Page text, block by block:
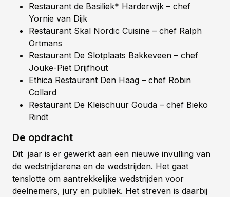
Restaurant de Basiliek* Harderwijk – chef
Yornie van Dijk
Restaurant Skal Nordic Cuisine – chef Ralph
Ortmans
Restaurant De Slotplaats Bakkeveen – chef
Jouke-Piet Drijfhout
Ethica Restaurant Den Haag – chef Robin
Collard
Restaurant De Kleischuur Gouda – chef Bieko
Rindt
De opdracht
Dit jaar is er gewerkt aan een nieuwe invulling van
de wedstrijdarena en de wedstrijden. Het gaat
tenslotte om aantrekkelijke wedstrijden voor
deelnemers, jury en publiek. Het streven is daarbij